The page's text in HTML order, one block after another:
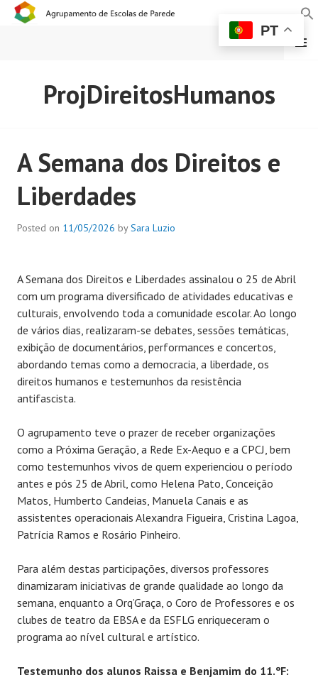
AGRUPAMENTO DE
MENU
ProjDireitosHumanos
A Semana dos Direitos e
Liberdades
Posted on 11/05/2026 bySara Luzio
A Semana dos Direitos e Liberdades assinalou o 25 de Abril
com um programa diversificado de atividades educativas e
culturais, envolvendo toda a comunidade escolar. Ao longo
de vários dias, realizaram-se debates, sessões temáticas,
exibição de documentários, performances e concertos,
abordando temas como a democracia, a liberdade, os
direitos humanos e testemunhos da resistência
antifascista.
O agrupamento teve o prazer de receber organizações
como a Próxima Geração, a Rede Ex-Aequo e a CPCJ, bem
como testemunhos vivos de quem experienciou o período
antes e pós 25 de Abril, como Helena Pato, Conceição
Matos, Humberto Candeias, Manuela Canais e as
assistentes operacionais Alexandra Figueira, Cristina Lagoa,
Patrícia Ramos e Rosário Pinheiro.
Para além destas participações, diversos professores
dinamizaram iniciativas de grande qualidade ao longo da
semana, enquanto a Orq’Graça, o Coro de Professores e os
clubes de teatro da EBSA e da ESFLG enriqueceram o
programa ao nível cultural e artístico.
Testemunho dos alunos Raissa e Benjamim do 11.ºF:
PT